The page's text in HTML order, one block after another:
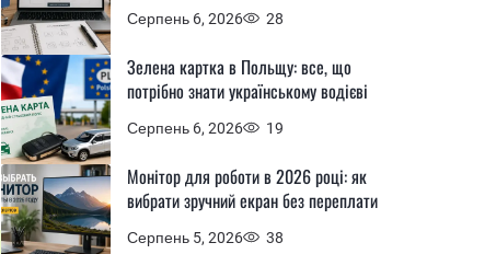
Серпень 6, 2026 28
Серпень 6, 2026 19
Зелена картка в Польщу: все, що
потрібно знати українському водієві
Серпень 5, 2026 38
Монітор для роботи в 2026 році: як
вибрати зручний екран без переплати